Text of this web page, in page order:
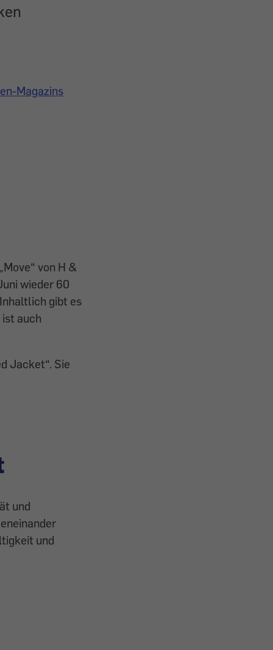
Magazins
von H &
wieder 60
gibt es
auch
Jacket“. Sie
und
und